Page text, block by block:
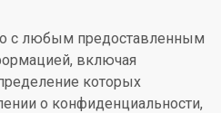
с любым предоставленным
включая
которых
о конфиденциальности,